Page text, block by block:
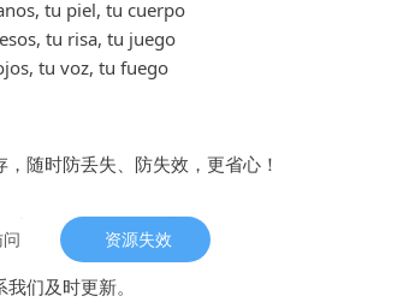
tu piel, tu cuerpo
tu risa, tu juego
tu voz, tu fuego
随时防丢失、防失效，更省心！
资源失效
们及时更新。